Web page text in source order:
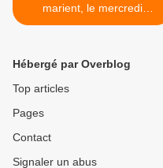
marient, le mercredi
01/11/2023 à 21h05 sur W9
Hébergé par Overblog
Top articles
Pages
Contact
Signaler un abus